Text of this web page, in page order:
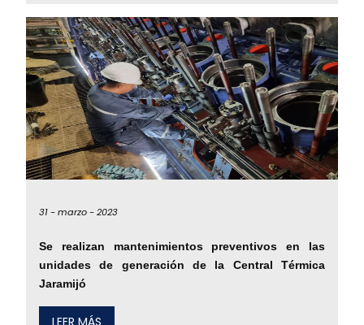
31 -marzo -2023
Se realizan mantenimientos preventivos en las
unidades de generación de la Central Térmica
Jaramijó
LEER MÁS